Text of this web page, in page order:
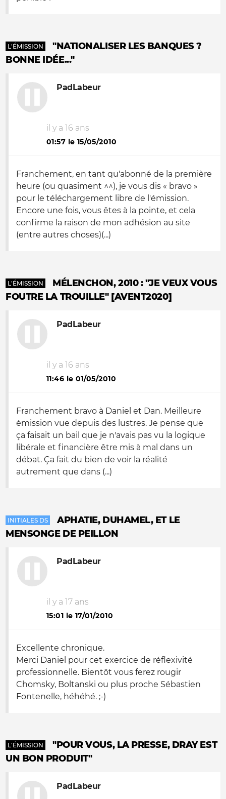
L'ÉMISSION
"NATIONALISER LES BANQUES ?
BONNE IDÉE..."
PadLabeur
il y a 16 ans
01:57 le 15/05/2010
Franchement, en tant qu'abonné de la première
heure (ou quasiment ^^), je vous dis « bravo »
pour le téléchargement libre de l'émission.
Encore une fois, vous êtes à la pointe, et cela
confirme la raison de mon adhésion au site
(entre autres choses)(...)
L'ÉMISSION
MÉLENCHON, 2010 : "JE VEUX VOUS
FOUTRE LA TROUILLE" [AVENT2020]
PadLabeur
il y a 16 ans
11:46 le 01/05/2010
Franchement bravo à Daniel et Dan. Meilleure
émission vue depuis des lustres. Je pense que
ça faisait un bail que je n'avais pas vu la logique
libérale et financière être mis à mal dans un
débat. Ça fait du bien de voir la réalité
autrement que dans (...)
INITIALES DS
APHATIE, DUHAMEL, ET LE
MENSONGE DE PEILLON
PadLabeur
il y a 17 ans
15:01 le 17/01/2010
Excellente chronique.
Merci Daniel pour cet exercice de réflexivité
professionnelle. Bientôt vous ferez rougir
Chomsky, Boltanski ou plus proche Sébastien
Fontenelle, héhéhé. ;-)
L'ÉMISSION
"POUR VOUS, LA PRESSE, DRAY EST
UN BON PRODUIT"
PadLabeur